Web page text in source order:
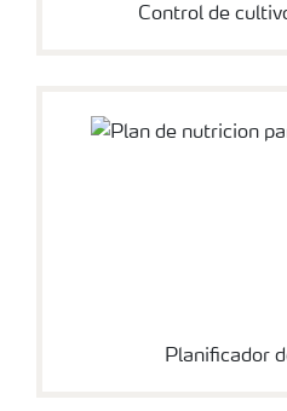
Suscripción Yara
Control de
Planificador